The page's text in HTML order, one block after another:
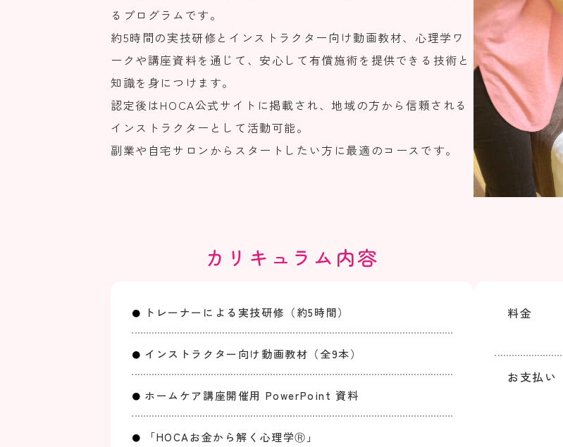
るプログラムです。
約5時間の実技研修とインストラクター向け動画教材、心理学ワ
ークや講座資料を通じて、安心して有償施術を提供できる技術と
知識を身につけます。
認定後はHOCA公式サイトに掲載され、地域の方から信頼される
インストラクターとして活動可能。
副業や自宅サロンからスタートしたい方に最適のコースです。
カリキュラム内容
トレーナーによる実技研修（約5時間）
インストラクター向け動画教材（全9本）
ホームケア講座開催用 PowerPoint 資料
「HOCAお金から解く心理学Ⓡ」
料金
お支払い